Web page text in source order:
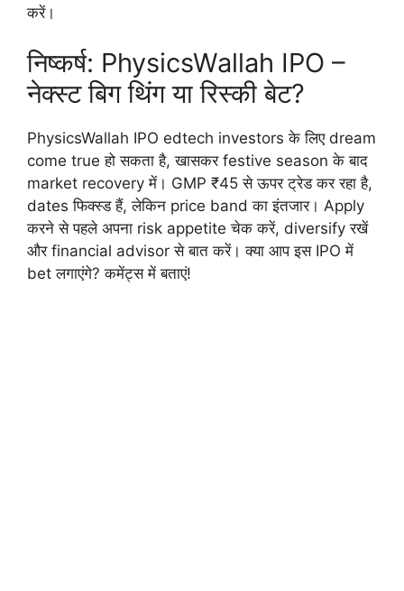
करें।
निष्कर्ष: PhysicsWallah IPO –
नेक्स्ट बिग थिंग या रिस्की बेट?
PhysicsWallah IPO edtech investors के लिए dream
come true हो सकता है, खासकर festive season के बाद
market recovery में। GMP ₹45 से ऊपर ट्रेड कर रहा है,
dates फिक्स्ड हैं, लेकिन price band का इंतजार। Apply
करने से पहले अपना risk appetite चेक करें, diversify रखें
और financial advisor से बात करें। क्या आप इस IPO में
bet लगाएंगे? कमेंट्स में बताएं!